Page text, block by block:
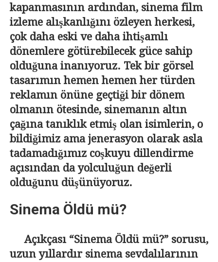
kapanmasının ardından, sinema film
izleme alışkanlığını özleyen herkesi,
çok daha eski ve daha ihtişamlı
dönemlere götürebilecek güce sahip
olduğuna inanıyoruz. Tek bir görsel
tasarımın hemen hemen her türden
reklamın önüne geçtiği bir dönem
olmanın ötesinde, sinemanın altın
çağına tanıklık etmiş olan isimlerin, o
bildiğimiz ama jenerasyon olarak asla
tadamadığımız coşkuyu dillendirme
açısından da yolculuğun değerli
olduğunu düşünüyoruz.
Sinema Öldü mü?
Açıkçası “Sinema Öldü mü?” sorusu,
uzun yıllardır sinema sevdalılarının